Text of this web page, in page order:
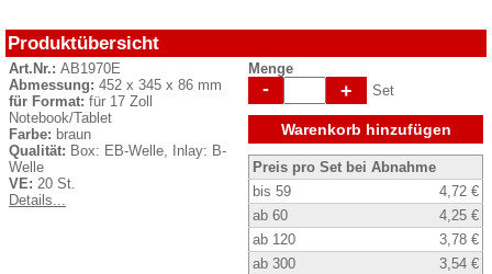
Produktübersicht
Art.Nr.: AB1970E
Abmessung: 452 x 345 x 86 mm
für Format: für 17 Zoll
Notebook/Tablet
Farbe: braun
Qualität: Box: EB-Welle, Inlay: B-
Welle
VE: 20 St.
Details...
Menge
- + Set
Warenkorb hinzufügen
Preis pro Set bei Abnahme
bis 59
4,72 €
ab 60
4,25 €
ab 120
3,78 €
ab 300
3,54 €